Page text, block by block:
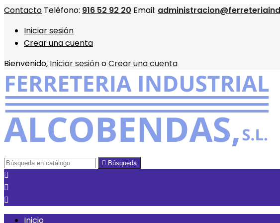
Contacto Teléfono: 916 52 92 20 Email:
Iniciar sesión
Crear una cuenta
Bienvenido, Iniciar sesiónoCrear una cuenta
 Búsqueda



Inicio